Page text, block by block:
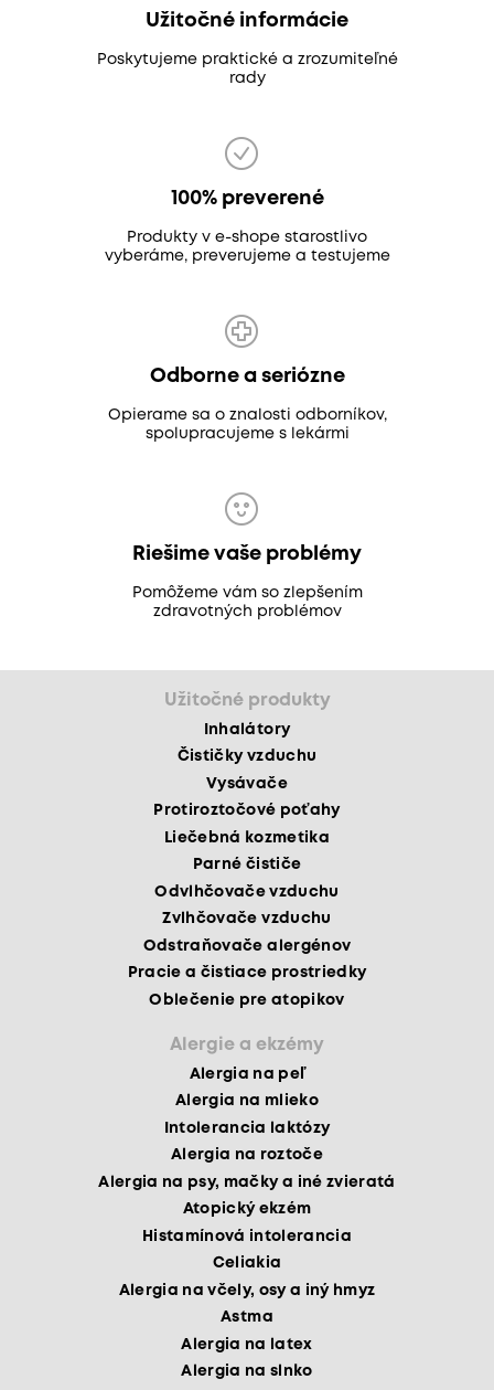
Užitočné informácie
Poskytujeme praktické a zrozumiteľné
rady
100% preverené
Produkty v e-shope starostlivo
vyberáme, preverujeme a testujeme
Odborne a seriózne
Opierame sa o znalosti odborníkov,
spolupracujeme s lekármi
Riešime vaše problémy
Pomôžeme vám so zlepšením
zdravotných problémov
Užitočné produkty
Inhalátory
Čističky vzduchu
Vysávače
Protiroztočové poťahy
Liečebná kozmetika
Parné čističe
Odvlhčovače vzduchu
Zvlhčovače vzduchu
Odstraňovače alergénov
Pracie a čistiace prostriedky
Oblečenie pre atopikov
Alergie a ekzémy
Alergia na peľ
Alergia na mlieko
Intolerancia laktózy
Alergia na roztoče
Alergia na psy, mačky a iné zvieratá
Atopický ekzém
Histamínová intolerancia
Celiakia
Alergia na včely, osy a iný hmyz
Astma
Alergia na latex
Alergia na slnko